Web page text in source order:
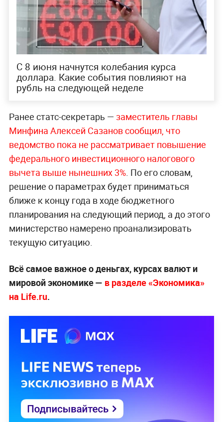
С 8 июня начнутся колебания курса
доллара. Какие события повлияют на
рубль на следующей неделе
Ранее статс-секретарь — заместитель главы
Минфина Алексей Сазанов сообщил, что
ведомство пока не рассматривает повышение
федерального инвестиционного налогового
вычета выше нынешних 3%. По его словам,
решение о параметрах будет приниматься
ближе к концу года в ходе бюджетного
планирования на следующий период, а до этого
министерство намерено проанализировать
текущую ситуацию.
Всё самое важное о деньгах, курсах валют и
мировой экономике — в разделе «Экономика»
на Life.ru.